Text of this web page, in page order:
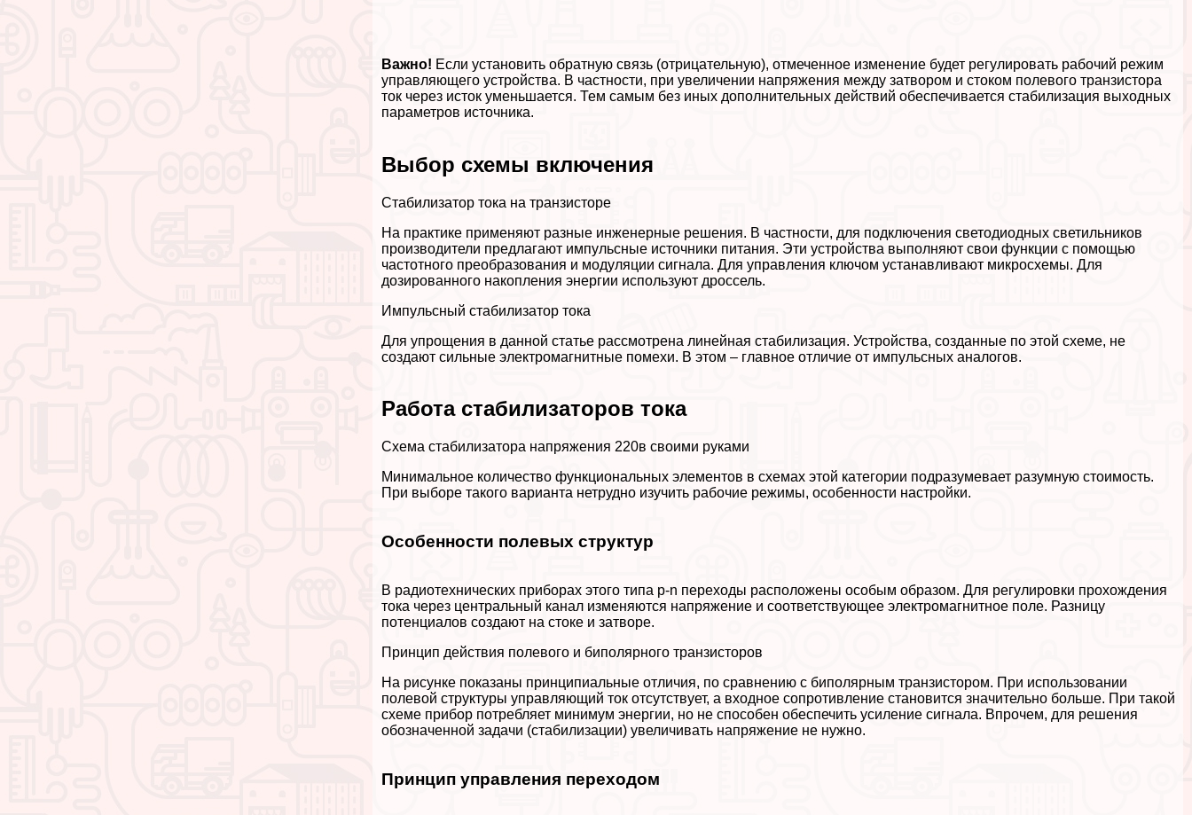
Важно! Если установить обратную связь (отрицательную), отмеченное изменение будет регулировать рабочий режим
управляющего устройства. В частности, при увеличении напряжения между затвором и стоком полевого транзистора
ток через исток уменьшается. Тем самым без иных дополнительных действий обеспечивается стабилизация выходных
параметров источника.
Выбор схемы включения
Стабилизатор тока на транзисторе
На пpaктике применяют разные инженерные решения. В частности, для подключения светодиодных светильников
производители предлагают импульсные источники питания. Эти устройства выполняют свои функции с помощью
частотного преобразования и модуляции сигнала. Для управления ключом устанавливают микросхемы. Для
дозированного накопления энергии используют дроссель.
Импульсный стабилизатор тока
Для упрощения в данной статье рассмотрена линейная стабилизация. Устройства, созданные по этой схеме, не
создают сильные электромагнитные помехи. В этом – главное отличие от импульсных аналогов.
Работа стабилизаторов тока
Схема стабилизатора напряжения 220в своими руками
Минимальное количество функциональных элементов в схемах этой категории подразумевает разумную стоимость.
При выборе такого варианта нетрудно изучить рабочие режимы, особенности настройки.
Особенности полевых структур
В радиотехнических приборах этого типа p-n переходы расположены особым образом. Для регулировки прохождения
тока через центральный канал изменяются напряжение и соответствующее электромагнитное поле. Разницу
потенциалов создают на стоке и затворе.
Принцип действия полевого и биполярного транзисторов
На рисунке показаны принципиальные отличия, по сравнению с биполярным транзистором. При использовании
полевой структуры управляющий ток отсутствует, а входное сопротивление становится значительно больше. При такой
схеме прибор потрeбляет минимум энергии, но не способен обеспечить усиление сигнала. Впрочем, для решения
обозначенной задачи (стабилизации) увеличивать напряжение не нужно.
Принцип управления переходом